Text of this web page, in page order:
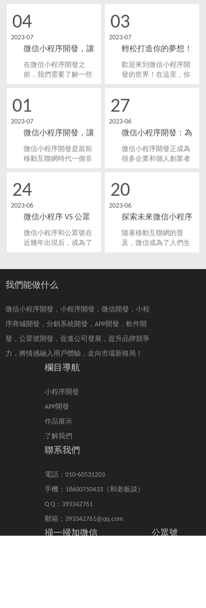
力，吸引更多的用戶，
驗。
們深入了解每個客戶的
要求定制開發微信小程
序，以實現個性化的功
能和設計。
04
2023-07
微信小程序開發，讓
你與用戶緊密相連！
在微信小程序開發之
前，我們需要了解一些
應用程序，它采用了前
CSS和JavaScript。
03
2023-07
輕松打造你的夢想！
微信小程序開發，啟
動財富之旅！
歡迎來到微信小程序開
發的世界！在這里，你
富之旅的機會。小程序
輕量化應用，它具有快
速、高效、方便的特
點，可以幫助你快速實
現你的創業夢想。
01
2023-07
微信小程序開發，讓
用戶流量直接實現轉
化
微信小程序開發是當前
移動互聯網時代一個非
小程序，為企業提供了
交易的渠道。
27
2023-06
微信小程序開發：為
您量身打造高效業務
解決方案！
微信小程序開發正成為
很多企業和個人創業者
們將分享如何為您量身
案，以幫助您更好地利
用微信小程序進行業務
管理。
24
2023-06
微信小程序 VS 公眾
號：你知道哪個更適
合你的業務？
微信小程序和公眾號在
近幾年出現后，成為了
種平臺更適合自己，卻
本文將分析微信小程序
和公眾號的優缺點，以
擇。
20
2023-06
探索未來微信小程序
開發的趨勢，開啟創
新之路！
隨著移動互聯網的普
及，微信成為了人們生
也逐漸浮現。
我們能做什么
微信小程序開發，小程序開發，微信開發，小程
序商城開發，分銷系統開發，APP開發，軟件開
發，公眾號開發，促進公司發展，提升品牌競爭
力，將情感融入用戶體驗，走向市場新格局！
欄目導航
小程序開發
APP開發
作品展示
了解我們
聯系我們
電話：010-60531203
手機：18600750433（和老板談）
Q Q：393342761
郵箱：393342761@qq.com
掃一掃加微信 公眾號